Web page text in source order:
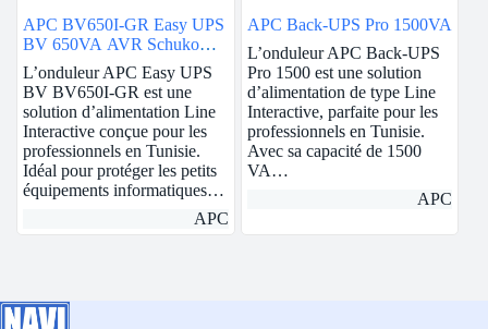
APC BV650I-GR Easy UPS
BV 650VA AVR Schuko
230V
L’onduleur APC Easy UPS
BV BV650I-GR est une
solution d’alimentation Line
Interactive conçue pour les
professionnels en Tunisie.
Idéal pour protéger les petits
équipements informatiques…
APC
APC Back-UPS Pro 1500VA
L’onduleur APC Back-UPS
Pro 1500 est une solution
d’alimentation de type Line
Interactive, parfaite pour les
professionnels en Tunisie.
Avec sa capacité de 1500
VA…
APC